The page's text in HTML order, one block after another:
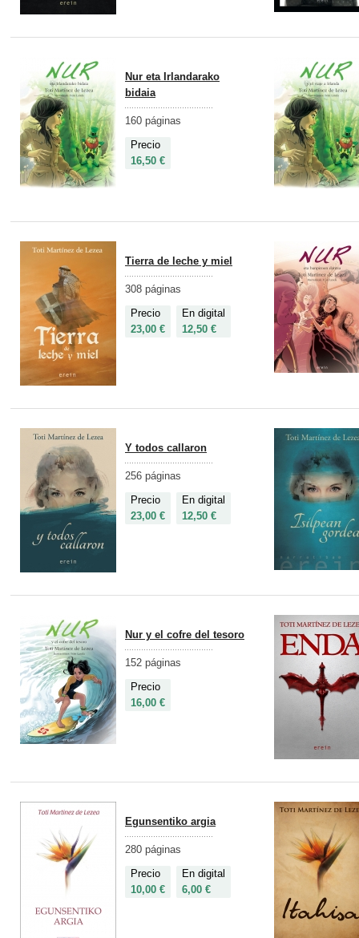
Nur eta Irlandarako
bidaia
160 páginas
Precio
16,50 €
Tierra de leche y miel
308 páginas
Precio
23,00 €
En digital
12,50 €
Y todos callaron
256 páginas
Precio
23,00 €
En digital
12,50 €
Nur y el cofre del tesoro
152 páginas
Precio
16,00 €
Egunsentiko argia
280 páginas
Precio
10,00 €
En digital
6,00 €